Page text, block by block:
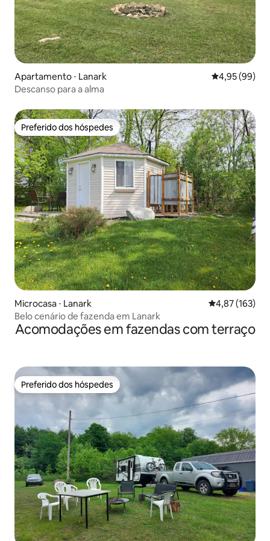
Apartamento ⋅ Lanark 4,95 de uma
4,95 (99)
Descanso para a alma
Preferido dos hóspedes
Preferido dos hóspedes
Microcasa ⋅ Lanark 4,87 de uma
4,87 (163)
Belo cenário de fazenda em Lanark
Acomodações em fazendas com terraço
Preferido dos hóspedes
Preferido dos hóspedes